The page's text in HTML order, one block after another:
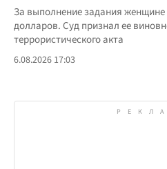
За выполнение задания
долларов. Суд признал ее
террористического акта
6.08.2026 17:03